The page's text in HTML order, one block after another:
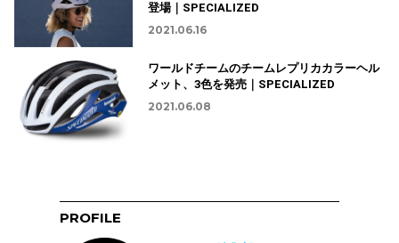
登場｜SPECIALIZED
2021.06.16
ワールドチームのチームレプリカカラーヘル
メット、3色を発売｜SPECIALIZED
2021.06.08
PROFILE